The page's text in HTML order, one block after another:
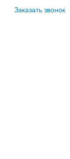
Заказать звонок